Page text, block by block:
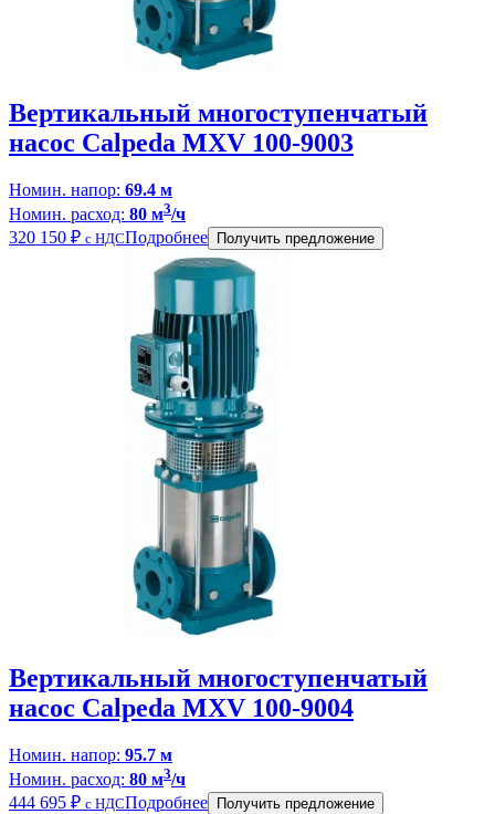
Вертикальный многоступенчатый
насос Calpeda MXV 100-9003
Номин. напор: 69.4 м
Номин. расход: 80 м3/ч
320 150 ₽ с НДСПодробнее Получить предложение
Вертикальный многоступенчатый
насос Calpeda MXV 100-9004
Номин. напор: 95.7 м
Номин. расход: 80 м3/ч
444 695 ₽ с НДСПодробнее Получить предложение